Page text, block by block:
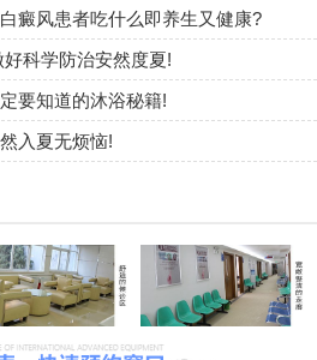
癜风患者吃什么即养生又健康?
科学防治安然度夏!
要知道的沐浴秘籍!
入夏无烦恼!